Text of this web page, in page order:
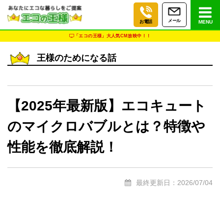
お電話 メール MENU
「エコの王様」大人気CM放映中！！
王様のためになる話
【2025年最新版】エコキュート
のマイクロバブルとは？特徴や
性能を徹底解説！
最終更新日：2026/07/04